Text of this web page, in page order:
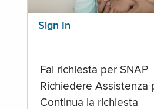
Sign In
Fai richiesta per SNAP
Richiedere Assistenza
Continua la richiesta